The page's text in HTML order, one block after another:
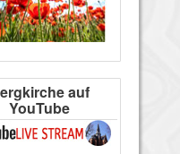
auf
YouTube